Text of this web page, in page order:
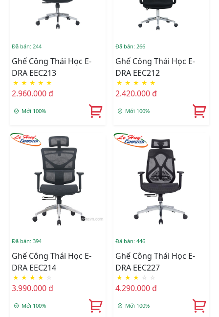
Đã bán: 244
Ghế Công Thái Học E-
DRA EEC213
★ ★ ★ ★ ★
2.960.000 đ
Mới 100%
Đã bán: 266
Ghế Công Thái Học E-
DRA EEC212
★ ★ ★ ★ ★
2.420.000 đ
Mới 100%
Đã bán: 394
Ghế Công Thái Học E-
DRA EEC214
★ ★ ★ ★ ☆
3.990.000 đ
Mới 100%
Đã bán: 446
Ghế Công Thái Học E-
DRA EEC227
★ ★ ★ ☆ ☆
4.290.000 đ
Mới 100%